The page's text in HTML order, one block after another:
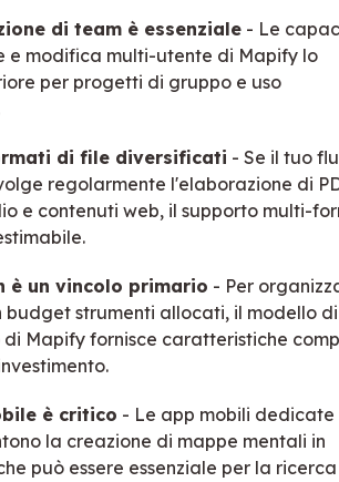
di team è essenziale - Le
e modifica multi-utente di Mapify lo
per progetti di gruppo e uso
di file diversificati - Se il tuo
regolarmente l'elaborazione di
e contenuti web, il supporto multi-
è un vincolo primario - Per
budget strumenti allocati, il modello di
Mapify fornisce caratteristiche
è critico - Le app mobili dedicate
la creazione di mappe mentali in
può essere essenziale per la